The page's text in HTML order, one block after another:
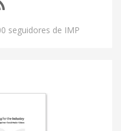
seguidores de IMP